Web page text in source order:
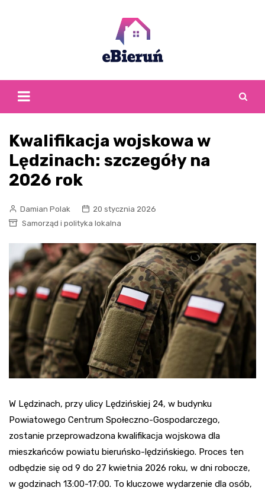
Kwalifikacja wojskowa w
Lędzinach: szczegóły na
2026 rok
Damian Polak
20 stycznia 2026
Samorząd i polityka lokalna
W Lędzinach, przy ulicy Lędzińskiej 24, w budynku
Powiatowego Centrum Społeczno-Gospodarczego,
zostanie przeprowadzona kwalifikacja wojskowa dla
mieszkańców powiatu bieruńsko-lędzińskiego. Proces ten
odbędzie się od 9 do 27 kwietnia 2026 roku, w dni robocze,
w godzinach 13:00-17:00. To kluczowe wydarzenie dla osób,